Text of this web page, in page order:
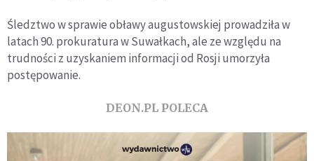
Śledztwo w sprawie obławy augustowskiej prowadziła w
latach 90. prokuratura w Suwałkach, ale ze względu na
trudności z uzyskaniem informacji od Rosji umorzyła
postępowanie.
DEON.PL POLECA